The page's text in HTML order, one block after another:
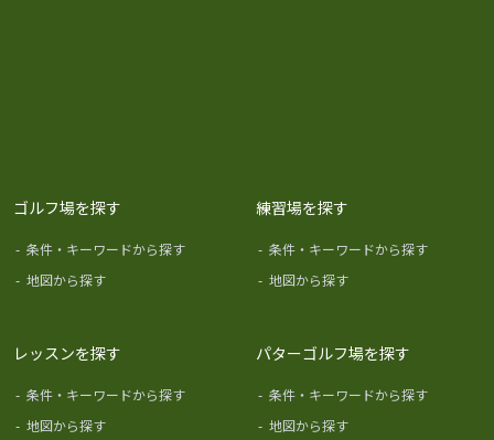
ゴルフ場を探す
- 条件・キーワードから探す
- 地図から探す
練習場を探す
- 条件・キーワードから探す
- 地図から探す
レッスンを探す
- 条件・キーワードから探す
- 地図から探す
パターゴルフ場を探す
- 条件・キーワードから探す
- 地図から探す